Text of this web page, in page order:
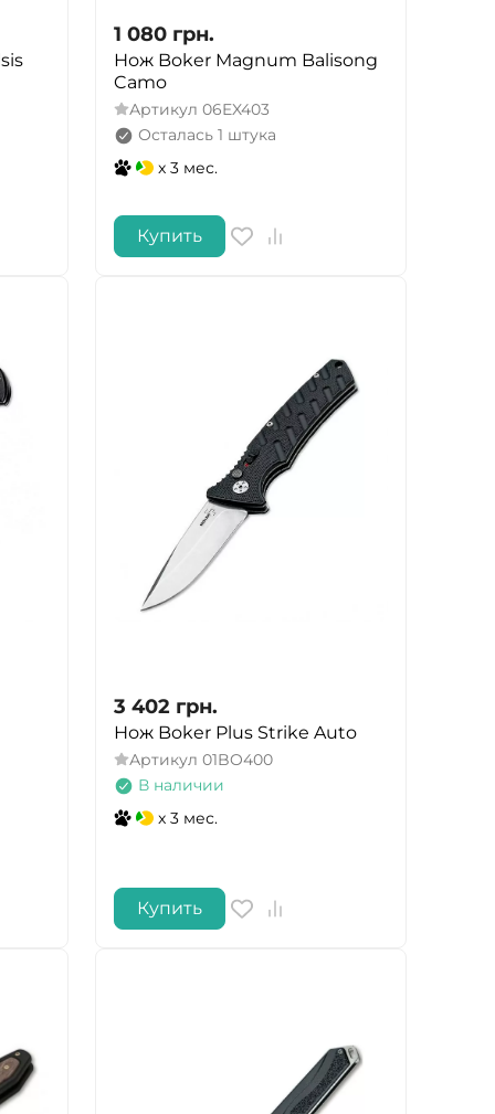
1 080 грн.
Нож Boker Magnum Balisong
Camo
Артикул 06EX403
Осталась 1 штука
x 3 мес.
Купить
3 402 грн.
Нож Boker Plus Strike Auto
Артикул 01BO400
В наличии
x 3 мес.
Купить